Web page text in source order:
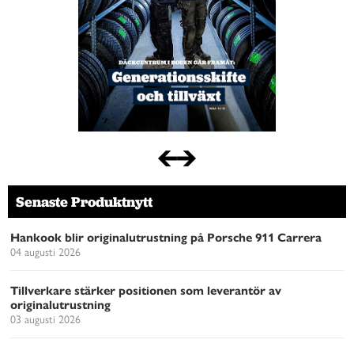
Senaste Produktnytt
Hankook blir originalutrustning på Porsche 911 Carrera
04 augusti 2026
Tillverkare stärker positionen som leverantör av
originalutrustning
03 augusti 2026